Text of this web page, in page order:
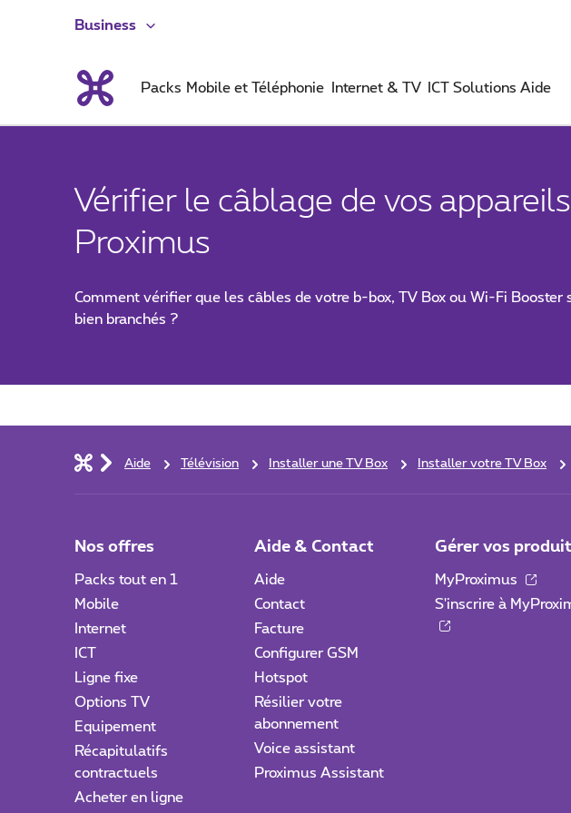
Business
Packs Mobile et Téléphonie Internet & TV ICT Solutions Aide
Vérifier le câblage de vos appareils
Proximus
Comment vérifier que les câbles de votre b-box, TV Box ou Wi-Fi Booster
bien branchés ?
Aide Télévision Installer une TV Box Installer votre TV Box
Nos offres
Packs tout en 1
Mobile
Internet
ICT
Ligne fixe
Options TV
Equipement
Récapitulatifs
contractuels
Acheter en ligne
Aide & Contact
Aide
Contact
Facture
Configurer GSM
Hotspot
Résilier votre
abonnement
Voice assistant
Proximus Assistant
Gérer vos
MyProximus
S'inscrire à